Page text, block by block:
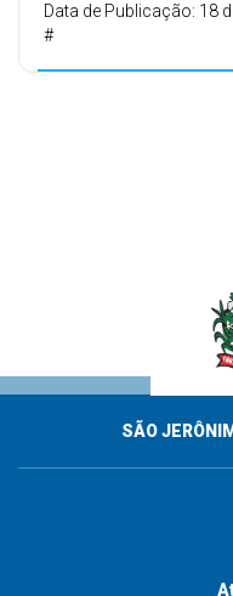
Data de Publicação: 18
#
SÃO